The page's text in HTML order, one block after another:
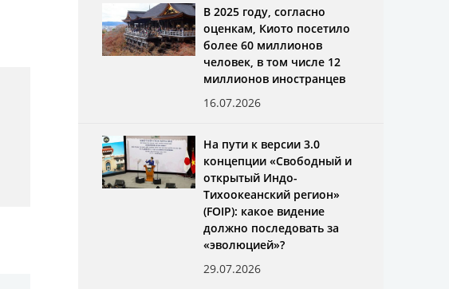
В 2025 году, согласно
оценкам, Киото посетило
более 60 миллионов
человек, в том числе 12
миллионов иностранцев
16.07.2026
На пути к версии 3.0
концепции «Свободный и
открытый Индо-
Тихоокеанский регион»
(FOIP): какое видение
должно последовать за
«эволюцией»?
29.07.2026